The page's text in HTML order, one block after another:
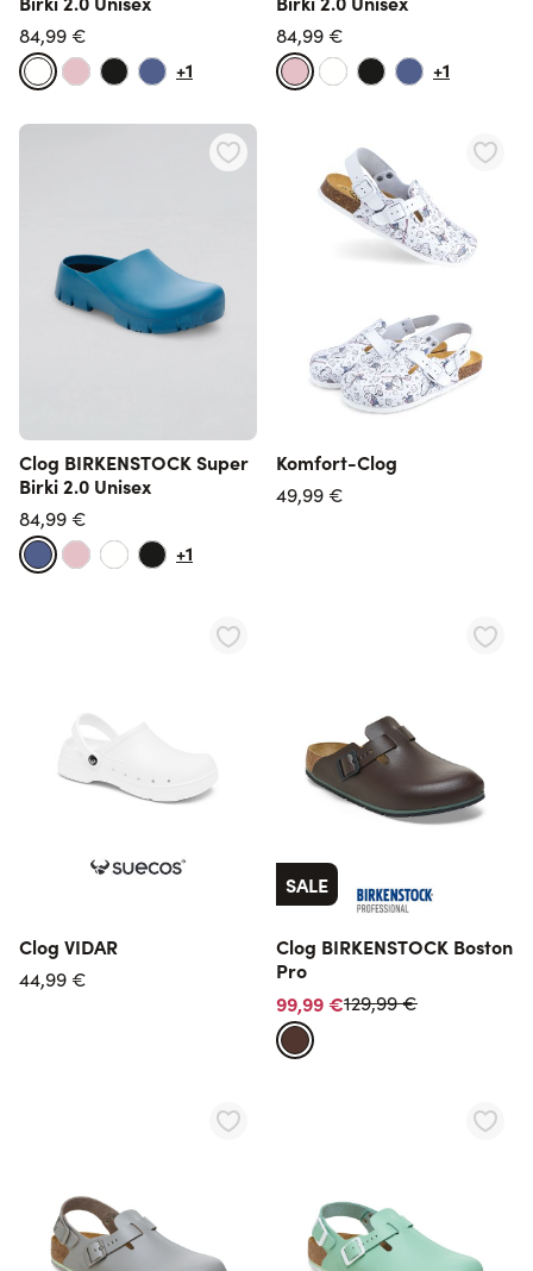
84,99 €
+1
84,99 €
+1
Clog BIRKENSTOCK Super
Birki 2.0 Unisex
84,99 €
+1
Komfort-Clog
49,99 €
Clog VIDAR
44,99 €
SALE
Clog BIRKENSTOCK Boston
Pro
99,99 €Normalpreis
129,99 €